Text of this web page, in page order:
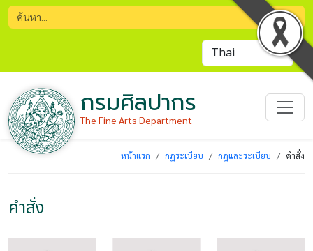
กรมศิลปากร
The Fine Arts Department
หน้าแรก กฎระเบียบ กฎและระเบียบ คำสั่ง
คำสั่ง